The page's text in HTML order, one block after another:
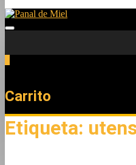
Carrito
Etiqueta: